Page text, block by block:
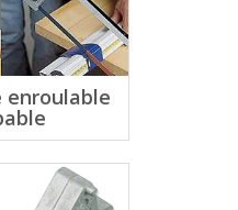
enroulable